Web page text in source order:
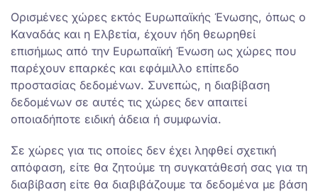
Ορισμένες χώρες εκτός Ευρωπαϊκής Ένωσης, όπως ο
Καναδάς και η Ελβετία, έχουν ήδη θεωρηθεί
επισήμως από την Ευρωπαϊκή Ένωση ως χώρες που
παρέχουν επαρκές και εφάμιλλο επίπεδο
προστασίας δεδομένων. Συνεπώς, η διαβίβαση
δεδομένων σε αυτές τις χώρες δεν απαιτεί
οποιαδήποτε ειδική άδεια ή συμφωνία.
Σε χώρες για τις οποίες δεν έχει ληφθεί σχετική
απόφαση, είτε θα ζητούμε τη συγκατάθεσή σας για τη
διαβίβαση είτε θα διαβιβάζουμε τα δεδομένα με βάση